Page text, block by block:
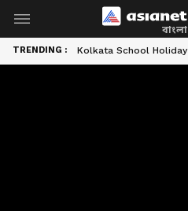
বাংলা
TRENDING : Kolkata School Holiday